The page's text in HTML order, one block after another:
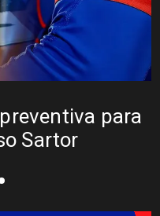
para
Sartor